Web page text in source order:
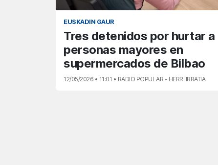
EUSKADIN GAUR
Tres detenidos por hurtar a
personas mayores en
supermercados de Bilbao
12/05/2026 • 11:01 • RADIO POPULAR - HERRI IRRATIA